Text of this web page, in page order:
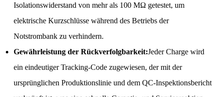
Isolationswiderstand von mehr als 100 MΩ getestet, um
elektrische Kurzschlüsse während des Betriebs der
Notstrombank zu verhindern.
Gewährleistung der Rückverfolgbarkeit:Jeder Charge wird
ein eindeutiger Tracking-Code zugewiesen, der mit der
ursprünglichen Produktionslinie und dem QC-Inspektionsbericht